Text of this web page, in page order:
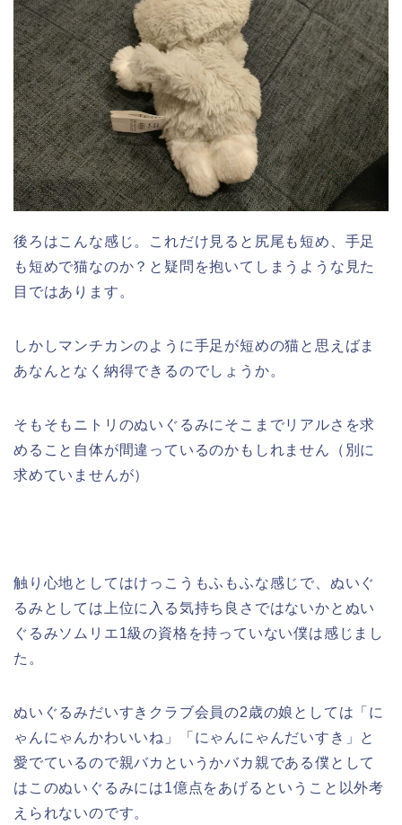
後ろはこんな感じ。これだけ見ると尻尾も短め、手足
も短めで猫なのか？と疑問を抱いてしまうような見た
目ではあります。
しかしマンチカンのように手足が短めの猫と思えばま
あなんとなく納得できるのでしょうか。
そもそもニトリのぬいぐるみにそこまでリアルさを求
めること自体が間違っているのかもしれません（別に
求めていませんが）
触り心地としてはけっこうもふもふな感じで、ぬいぐ
るみとしては上位に入る気持ち良さではないかとぬい
ぐるみソムリエ1級の資格を持っていない僕は感じまし
た。
ぬいぐるみだいすきクラブ会員の2歳の娘としては「に
ゃんにゃんかわいいね」「にゃんにゃんだいすき」と
愛でているので親バカというかバカ親である僕として
はこのぬいぐるみには1億点をあげるということ以外考
えられないのです。